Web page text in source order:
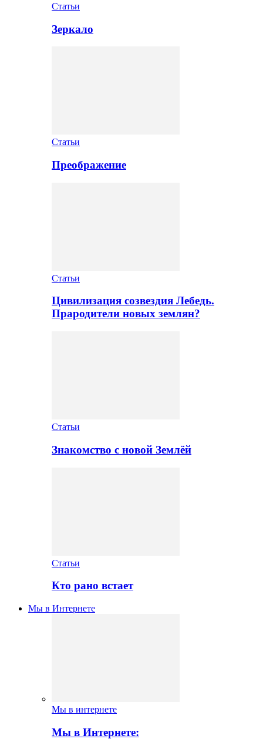
Статьи
Зеркало
Статьи
Преображение
Статьи
Цивилизация созвездия Лебедь.
Прародители новых землян?
Статьи
Знакомство с новой Землёй
Статьи
Кто рано встает
Мы в Интернете
Мы в интернете
Мы в Интернете: